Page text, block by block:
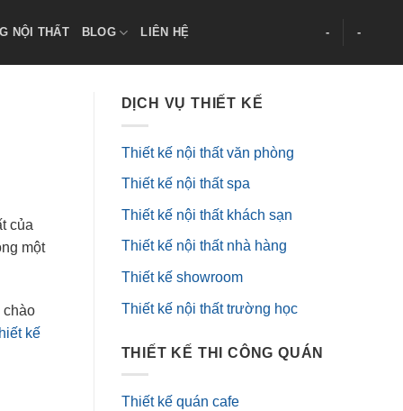
NỘI THẤT BLOG LIÊN HỆ - -
của
một
chào
kế
DỊCH VỤ THIẾT KẾ
Thiết kế nội thất văn phòng
Thiết kế nội thất spa
Thiết kế nội thất khách sạn
Thiết kế nội thất nhà hàng
Thiết kế showroom
Thiết kế nội thất trường học
THIẾT KẾ THI CÔNG QUÁN
Thiết kế quán cafe